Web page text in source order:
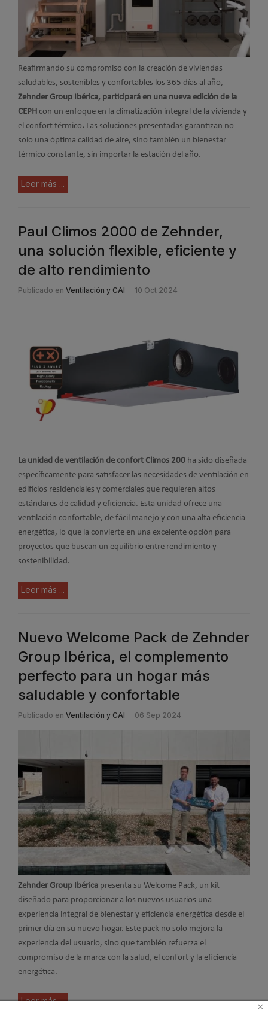
Reafirmando su compromiso con la creación de viviendas
saludables, sostenibles y confortables los 365 días al año,
Zehnder Group Ibérica, participará en una nueva edición de la
CEPH con un enfoque en la climatización integral de la vivienda y
el confort térmico. Las soluciones presentadas garantizan no
solo una óptima calidad de aire, sino también un bienestar
térmico constante, sin importar la estación del año.
Leer más ...
Paul Climos 2000 de Zehnder,
una solución flexible, eficiente y
de alto rendimiento
Publicado en Ventilación y CAI 10 Oct 2024
La unidad de ventilación de confort Climos 200 ha sido diseñada
específicamente para satisfacer las necesidades de ventilación en
edificios residenciales y comerciales que requieren altos
estándares de calidad y eficiencia. Esta unidad ofrece una
ventilación confortable, de fácil manejo y con una alta eficiencia
energética, lo que la convierte en una excelente opción para
proyectos que buscan un equilibrio entre rendimiento y
sostenibilidad.
Leer más ...
Nuevo Welcome Pack de Zehnder
Group Ibérica, el complemento
perfecto para un hogar más
saludable y confortable
Publicado en Ventilación y CAI 06 Sep 2024
Zehnder Group Ibérica presenta su Welcome Pack, un kit
diseñado para proporcionar a los nuevos usuarios una
experiencia integral de bienestar y eficiencia energética desde el
primer día en su nuevo hogar. Este pack no solo mejora la
experiencia del usuario, sino que también refuerza el
compromiso de la marca con la salud, el confort y la eficiencia
energética.
Leer más ...
×